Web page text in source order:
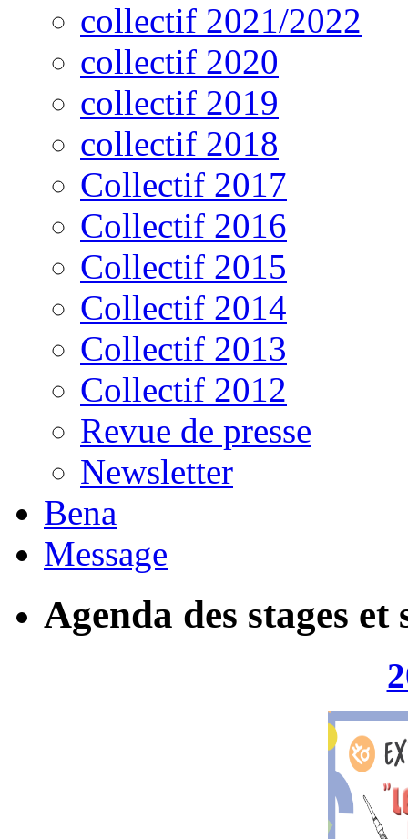
collectif 2021/2022
collectif 2020
collectif 2019
collectif 2018
Collectif 2017
Collectif 2016
Collectif 2015
Collectif 2014
Collectif 2013
Collectif 2012
Revue de presse
Newsletter
Bena
Message
Agenda des stages et